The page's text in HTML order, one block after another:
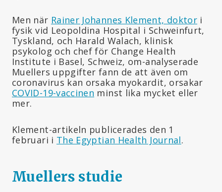
Men när Rainer Johannes Klement, doktor i
fysik vid Leopoldina Hospital i Schweinfurt,
Tyskland, och Harald Walach, klinisk
psykolog och chef för Change Health
Institute i Basel, Schweiz, om-analyserade
Muellers uppgifter fann de att även om
coronavirus kan orsaka myokardit, orsakar
COVID-19-vaccinen minst lika mycket eller
mer.
Klement-artikeln publicerades den 1
februari i The Egyptian Health Journal.
Muellers studie